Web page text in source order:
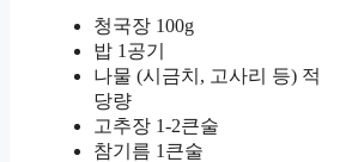
청국장 100g
밥 1공기
나물 (시금치, 고사리 등) 적
당량
고추장 1-2큰술
참기름 1큰술